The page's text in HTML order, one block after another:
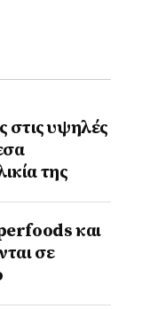
στις υψηλές
της
και
σε